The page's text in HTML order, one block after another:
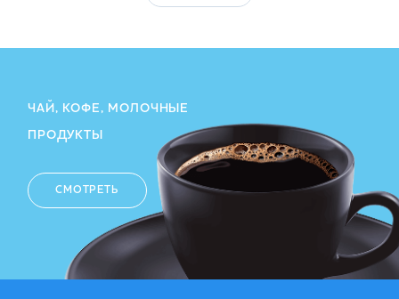
ЧАЙ, КОФЕ, МОЛОЧНЫЕ
ПРОДУКТЫ
СМОТРЕТЬ